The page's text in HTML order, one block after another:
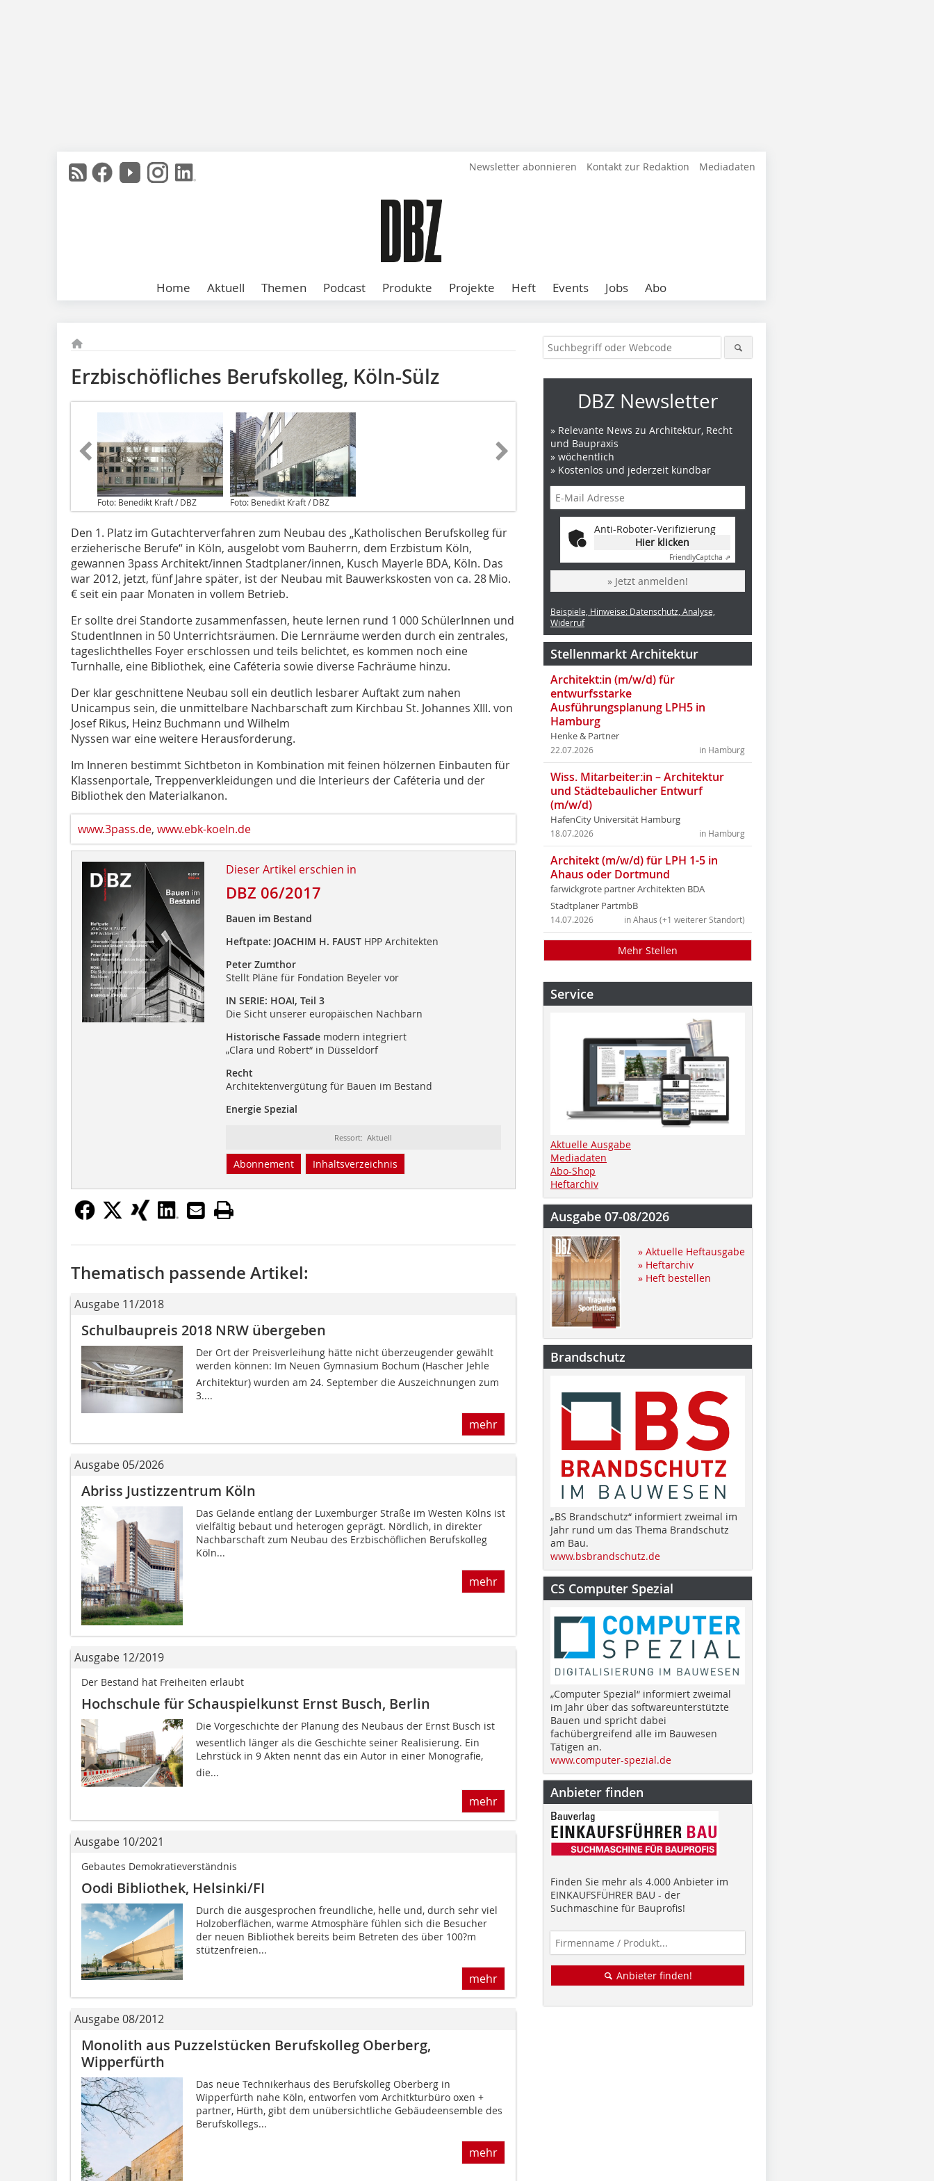
Newsletter abonnieren Kontakt zur Redaktion Mediadaten
Home Aktuell Themen Podcast Produkte Projekte Heft Events Jobs Abo
Erzbischöfliches Berufskolleg, Köln-Sülz
Foto: Benedikt Kraft / DBZ Foto: Benedikt Kraft / DBZ
Den 1. Platz im Gutachterverfahren zum Neubau des „Katholischen Berufskolleg für
erzieherische Berufe“ in Köln, ausgelobt vom Bauherrn, dem Erzbistum Köln,
gewannen 3pass Architekt/innen Stadtplaner/innen, Kusch Mayerle BDA, Köln. Das
war 2012, jetzt, fünf Jahre später, ist der Neubau mit Bauwerkskosten von ca. 28 Mio.
€ seit ein paar Monaten in vollem Betrieb.
Er sollte drei Standorte zusammenfassen, heute lernen rund 1 000 SchülerInnen und
StudentInnen in 50 Unterrichtsräumen. Die Lernräume werden durch ein zentrales,
tageslichthelles Foyer erschlossen und teils belichtet, es kommen noch eine
Turnhalle, eine Bibliothek, eine Caféteria sowie diverse Fachräume hinzu.
Der klar geschnittene Neubau soll ein deutlich lesbarer Auftakt zum nahen
Unicampus sein, die unmittelbare Nachbarschaft zum Kirchbau St. Johannes XIII. von
Josef Rikus, Heinz Buchmann und Wilhelm
Nyssen war eine weitere Herausforderung.
Im Inneren bestimmt Sichtbeton in Kombination mit feinen hölzernen Einbauten für
Klassenportale, Treppenverkleidungen und die Interieurs der Caféteria und der
Bibliothek den Materialkanon.
www.3pass.de, www.ebk-koeln.de
Dieser Artikel erschien in
DBZ 06/2017
Bauen im Bestand
Heftpate: JOACHIM H. FAUST HPP Architekten
Peter Zumthor
Stellt Pläne für Fondation Beyeler vor
IN SERIE: HOAI, Teil 3
Die Sicht unserer europäischen Nachbarn
Historische Fassademodern integriert
„Clara und Robert“ in Düsseldorf
Recht
Architektenvergütung für Bauen im Bestand
Energie Spezial
Ressort: Aktuell
Abonnement Inhaltsverzeichnis
Thematisch passende Artikel:
Ausgabe 11/2018
Schulbaupreis 2018 NRW übergeben
Der Ort der Preisverleihung hätte nicht überzeugender gewählt
werden können: Im Neuen Gymnasium Bochum (Hascher Jehle
Architektur) wurden am 24. September die Auszeichnungen zum
3....
mehr
Ausgabe 05/2026
Abriss Justizzentrum Köln
Das Gelände entlang der Luxemburger Straße im Westen Kölns ist
vielfältig bebaut und heterogen geprägt. Nördlich, in direkter
Nachbarschaft zum Neubau des Erzbischöflichen Berufskolleg
Köln...
mehr
Ausgabe 12/2019
Der Bestand hat Freiheiten erlaubt
Hochschule für Schauspielkunst Ernst Busch, Berlin
Die Vorgeschichte der Planung des Neubaus der Ernst Busch ist
wesentlich länger als die Geschichte seiner Realisierung. Ein
Lehrstück in 9 Akten nennt das ein Autor in einer Monografie,
die...
mehr
Ausgabe 10/2021
Gebautes Demokratie­verständnis
Oodi Bibliothek, Helsinki/FI
Durch die ausgesprochen freundliche, helle und, durch sehr viel
Holzoberflächen, warme Atmosphäre fühlen sich die Besucher
der neuen Bibliothek bereits beim Betreten des über 100?m
stützenfreien...
mehr
Ausgabe 08/2012
Monolith aus Puzzelstücken Berufskolleg Oberberg,
Wipperfürth
Das neue Technikerhaus des Berufskolleg Oberberg in
Wipperfürth nahe Köln, entworfen vom Architkturbüro oxen +
partner, Hürth, gibt dem unübersichtliche Gebäudeensemble des
Berufskollegs...
mehr
DBZ Newsletter
» Relevante News zu Architektur, Recht
und Baupraxis
» wöchentlich
» Kostenlos und jederzeit kündbar
Anti-Roboter-Verifizierung
Hier klicken
FriendlyCaptcha ⇗
» Jetzt anmelden!
Beispiele, Hinweise: Datenschutz, Analyse,
Widerruf
Stellenmarkt Architektur
Architekt:in (m/w/d) für
entwurfsstarke
Ausführungsplanung LPH5 in
Hamburg
Henke & Partner
in Hamburg
22.07.2026
Wiss. Mitarbeiter:in – Architektur
und Städtebaulicher Entwurf
(m/w/d)
HafenCity Universität Hamburg
in Hamburg
18.07.2026
Architekt (m/w/d) für LPH 1-5 in
Ahaus oder Dortmund
farwickgrote partner Architekten BDA
Stadtplaner PartmbB
in Ahaus (+1 weiterer Standort)
14.07.2026
Mehr Stellen
Service
Aktuelle Ausgabe
Mediadaten
Abo-Shop
Heftarchiv
Ausgabe 07-08/2026
» Aktuelle Heftausgabe
» Heftarchiv
» Heft bestellen
Brandschutz
„BS Brandschutz“ informiert zweimal im
Jahr rund um das Thema Brandschutz
am Bau.
www.bsbrandschutz.de
CS Computer Spezial
„Computer Spezial“ informiert zweimal
im Jahr über das softwareunterstützte
Bauen und spricht dabei
fachübergreifend alle im Bauwesen
Tätigen an.
www.computer-spezial.de
Anbieter finden
Finden Sie mehr als 4.000 Anbieter im
EINKAUFSFÜHRER BAU - der
Suchmaschine für Bauprofis!
Anbieter finden!